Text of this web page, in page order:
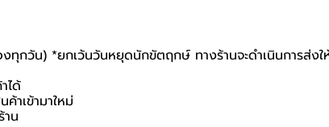
กวัน) *ยกเว้นวันหยุดนักขัตฤกษ์ ทางร้านจะดำเนินการส่งใ
ได้
าเข้ามาใหม่
น